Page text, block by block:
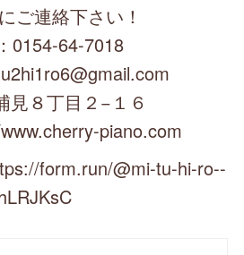
ご連絡下さい！
0154-64-7018
見８丁目２−１６
piano.com
form.run/@mi-tu-hi-ro--